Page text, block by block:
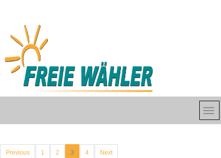
Previous 1 2 3 4 Next